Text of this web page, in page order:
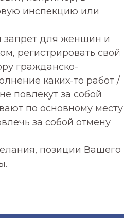
инспекцию или
запрет для женщин и
регистрировать свой
гражданско-
каких-то работ /
повлекут за собой
по основному месту
за собой отмену
позиции Вашего
Контакты
milkydiet@mail.ru
Публичная оферта